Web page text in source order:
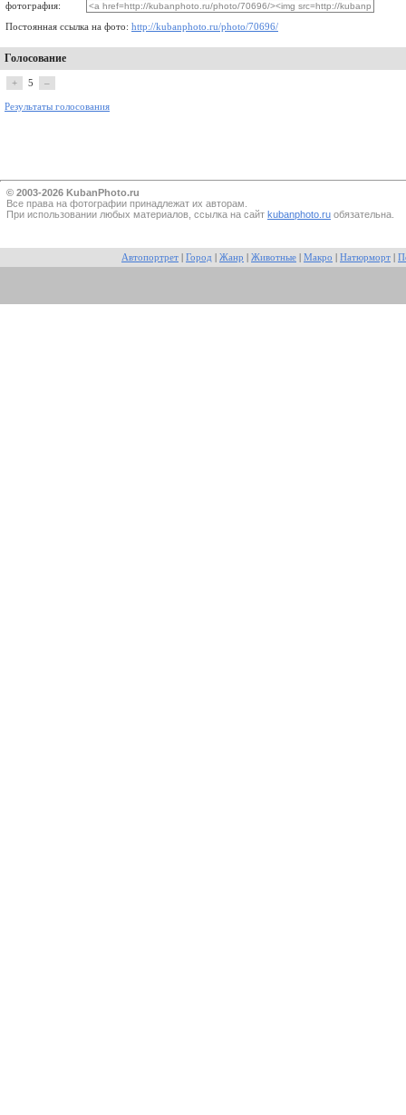
фотография:
Постоянная ссылка на фото: http://kubanphoto.ru/photo/70696/
Голосование
+ 5 –
Результаты голосования
© 2003-2026 KubanPhoto.ru
Все прaва на фотографии принадлежат их авторам.
При использовании любых материалов, ссылка на сайт kubanphoto.ru обязательна.
Автопортрет Город Жанр Животные Макро Натюрморт